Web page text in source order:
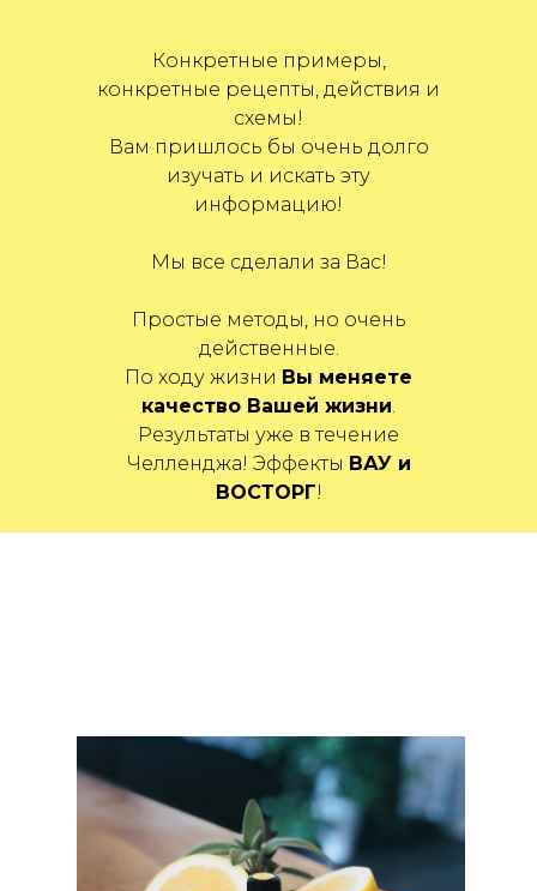
Конкретные примеры,
конкретные рецепты, действия и
схемы!
Вам пришлось бы очень долго
изучать и искать эту
информацию!
Мы все сделали за Вас!
Простые методы, но очень
действенные.
По ходу жизни Вы меняете
качество Вашей жизни.
Результаты уже в течение
Челленджа! Эффекты ВАУ и
ВОСТОРГ!